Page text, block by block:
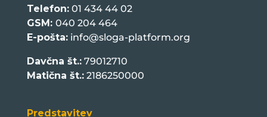
Telefon:01 434 44 02
GSM: 040 204 464
E-pošta: info@sloga-platform.org
Davčna št.:79012710
Matična št.:2186250000
Predstavitev